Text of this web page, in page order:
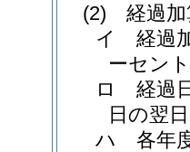
(2)
経過
イ
経過
ーセン
ロ
経過
日の翌
ハ
各年